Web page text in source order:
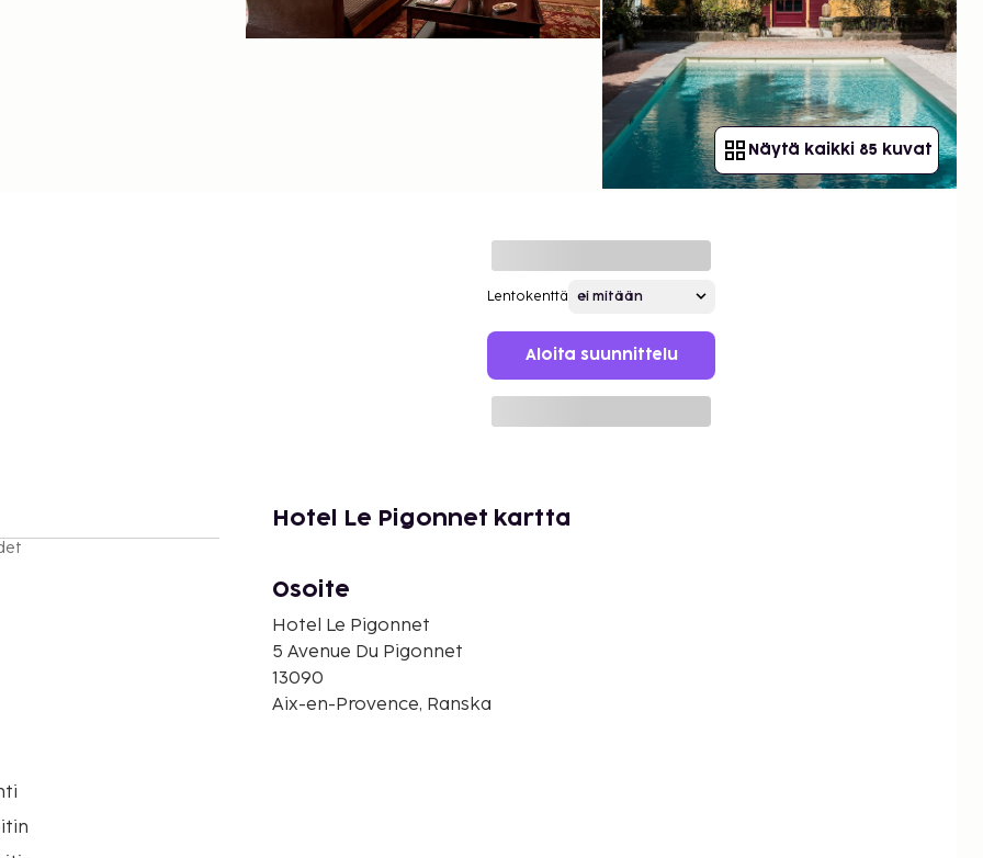
Näytä kaikki 85 kuvat
Lentokenttä
Aloita suunnittelu
Hotel Le Pigonnet kartta
Osoite
Hotel Le Pigonnet
5 Avenue Du Pigonnet
13090
Aix-en-Provence, Ranska